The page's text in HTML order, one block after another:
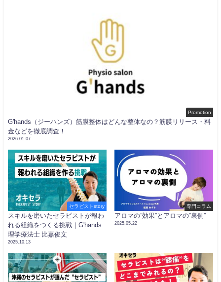
Promotion
G'hands（ジーハンズ）筋膜整体はどんな整体なの？筋膜リリース・料
金などを徹底調査！
2026.01.07
セラピストstory
スキルを磨いたセラピストが報わ
れる組織をつくる挑戦｜G'hands
理学療法士 比嘉俊文
2025.10.13
専門コラム
アロマの”効果”とアロマの”裏側”
2025.05.22